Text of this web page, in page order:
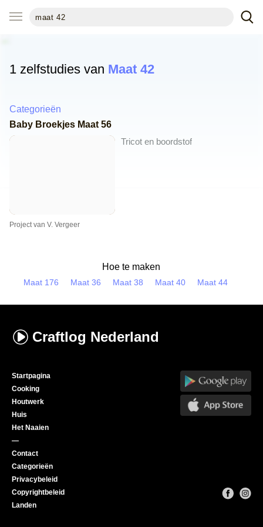
1 zelfstudies van Maat 42
Categorieën
Baby Broekjes Maat 56
Tricot en boordstof
Project van V. Vergeer
Hoe te maken
Maat 176 Maat 36 Maat 38 Maat 40 Maat 44
Craftlog Nederland
Startpagina
Cooking
Houtwerk
Huis
Het Naaien
—
Contact
Categorieën
Privacybeleid
Copyrightbeleid
Landen